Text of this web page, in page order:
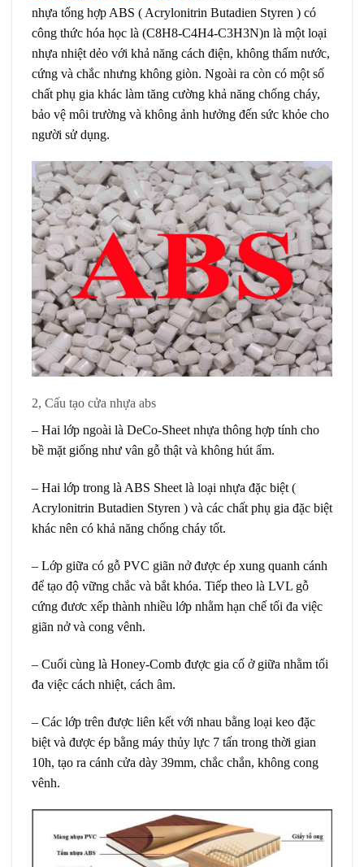
nhựa tổng hợp ABS ( Acrylonitrin Butadien Styren ) có
công thức hóa học là (C8H8-C4H4-C3H3N)n là một loại
nhựa nhiệt dẻo với khả năng cách điện, không thấm nước,
cứng và chắc nhưng không giòn. Ngoài ra còn có một số
chất phụ gia khác làm tăng cường khả năng chống cháy,
bảo vệ môi trường và không ảnh hưởng đến sức khỏe cho
người sử dụng.
2, Cấu tạo cửa nhựa abs
– Hai lớp ngoài là DeCo-Sheet nhựa thông hợp tính cho
bề mặt giống như vân gỗ thật và không hút ẩm.
– Hai lớp trong là ABS Sheet là loại nhựa đặc biệt (
Acrylonitrin Butadien Styren ) và các chất phụ gia đặc biệt
khác nên có khả năng chống cháy tốt.
– Lớp giữa có gỗ PVC giãn nở được ép xung quanh cánh
để tạo độ vững chắc và bắt khóa. Tiếp theo là LVL gỗ
cứng đươc xếp thành nhiều lớp nhằm hạn chế tối đa việc
giãn nở và cong vênh.
– Cuối cùng là Honey-Comb được gia cố ở giữa nhằm tối
đa việc cách nhiệt, cách âm.
– Các lớp trên được liên kết với nhau bằng loại keo đặc
biệt và được ép bằng máy thủy lực 7 tấn trong thời gian
10h, tạo ra cánh cửa dày 39mm, chắc chắn, không cong
vênh.